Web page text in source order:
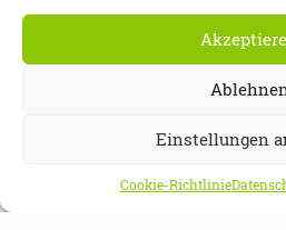
Einstellungen
Cookie-Richtlinie